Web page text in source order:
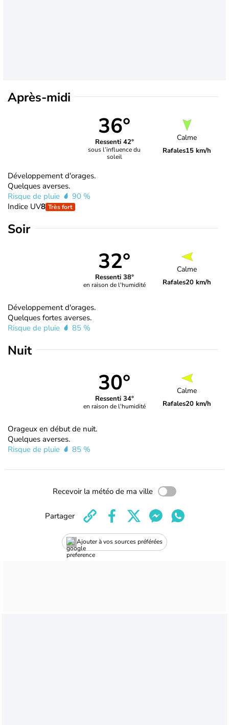
Après-midi
36°
Ressenti 42°
sous l’influence du
soleil
Calme
Rafales15 km/h
Développement d'orages.
Quelques averses.
Risque de pluie
90 %
Indice UV8 Très fort
Soir
32°
Ressenti 38°
en raison de l'humidité
Calme
Rafales20 km/h
Développement d'orages.
Quelques fortes averses.
Risque de pluie
85 %
Nuit
30°
Ressenti 34°
en raison de l'humidité
Calme
Rafales20 km/h
Orageux en début de nuit.
Quelques averses.
Risque de pluie
85 %
Recevoir la météo de ma ville
Ajouter à vos sources préférées
Partager